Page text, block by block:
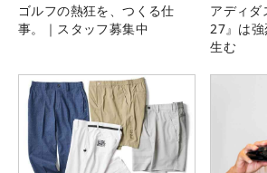
ゴルフの熱狂を、つくる仕
事。｜スタッフ募集中
アディダ
27』は
生む